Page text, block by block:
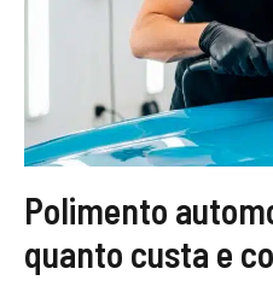
Polimento
quanto custa e